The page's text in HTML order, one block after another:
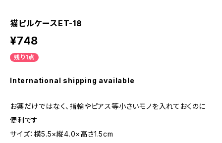
猫ピルケースET-18
¥748
残り1点
International shipping available
お薬だけではなく、指輪やピアス等小さいモノを入れておくのに
便利です
サイズ：横5.5×縦4.0×高さ1.5cm